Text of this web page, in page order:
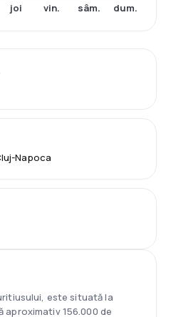
joi vin. sâm. dum.
Napoca
este situată la
aproximativ 156.000 de